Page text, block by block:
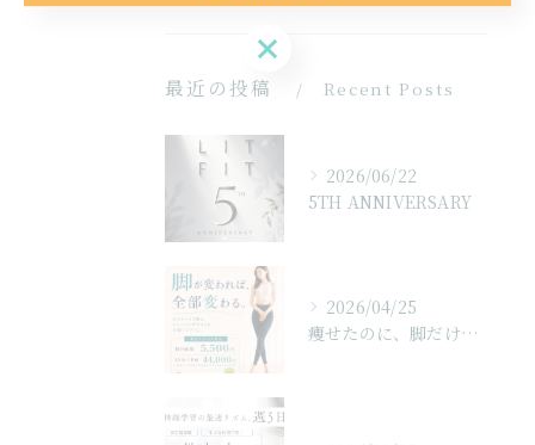
最近の投稿 Recent Posts
2026/06/22
5TH ANNIVERSARY
2026/04/25
痩せたのに、脚だけ変わらない。
ご予約はこちら